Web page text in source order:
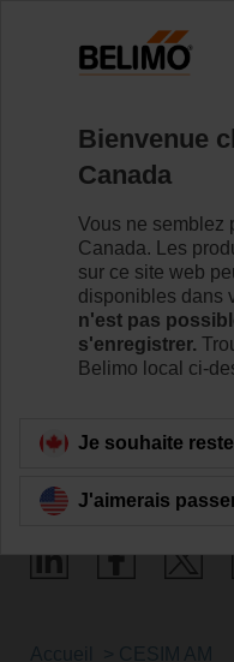
appuyé
soutien
classe
Bienvenue
Canada
Vous ne semblez
Canada. Les
sur ce site web
disponibles dans
n'est pas
s'enregistrer.
Belimo local ci-
Je souhaite
J'aimerais